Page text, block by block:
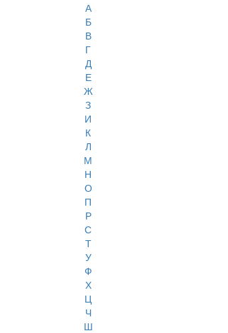
А
Б
В
Г
Д
Е
Ж
З
И
К
Л
М
Н
О
П
Р
С
Т
У
Ф
Х
Ц
Ч
Ш